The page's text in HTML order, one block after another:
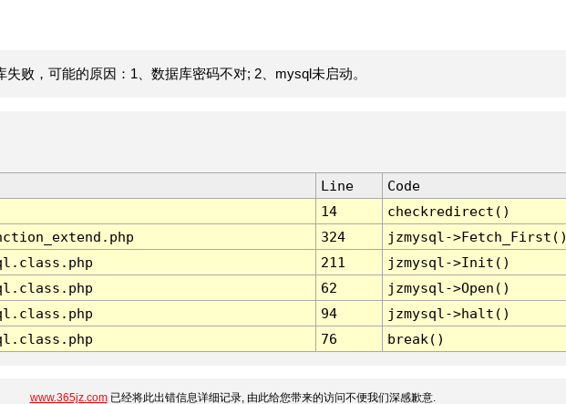
败，可能的原因：1、数据库密码不对; 2、mysql未启动。
Line
Code
14
checkredirect()
324
jzmysql-
211
jzmysql->Init()
62
jzmysql->Open()
94
jzmysql->halt()
76 break()
www.365jz.com已经将此出错信息详细记录, 由此给您带来的访问不便我们深感歉意.